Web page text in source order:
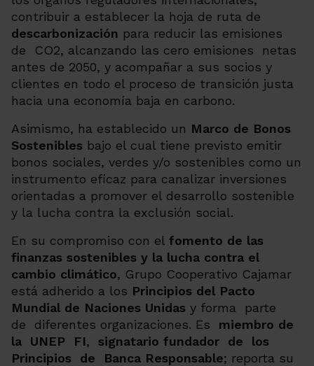
contribuir a establecer la hoja de ruta de
descarbonización para reducir las emisiones
de CO2, alcanzando las cero emisiones netas
antes de 2050, y acompañar a sus socios y
clientes en todo el proceso de transición justa
hacia una economía baja en carbono.
Asimismo, ha establecido un Marco de Bonos
Sostenibles bajo el cual tiene previsto emitir
bonos sociales, verdes y/o sostenibles como un
instrumento eficaz para canalizar inversiones
orientadas a promover el desarrollo sostenible
y la lucha contra la exclusión social.
En su compromiso con el fomento de las
finanzas sostenibles y la lucha contra el
cambio climático, Grupo Cooperativo Cajamar
está adherido a los Principios del Pacto
Mundial de Naciones Unidas y forma parte
de diferentes organizaciones. Es
miembro de
la UNEP FI,
signatario fundador de los
Principios de Banca Responsable; reporta su